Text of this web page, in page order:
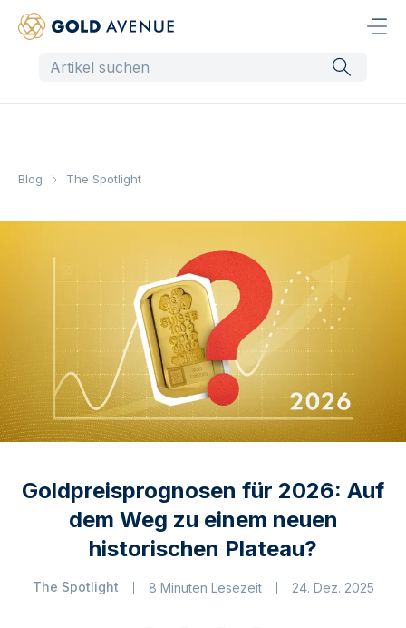
Blog The Spotlight
Goldpreisprognosen für 2026: Auf
dem Weg zu einem neuen
historischen Plateau?
The Spotlight 8 Minuten Lesezeit 24. Dez. 2025